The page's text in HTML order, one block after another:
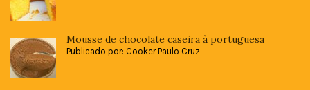
Mousse de chocolate caseira à portuguesa
Publicado por: Cooker Paulo Cruz